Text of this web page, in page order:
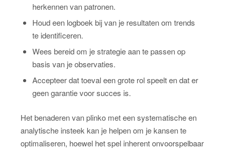
herkennen van patronen.
Houd een logboek bij van je resultaten om trends
te identificeren.
Wees bereid om je strategie aan te passen op
basis van je observaties.
Accepteer dat toeval een grote rol speelt en dat er
geen garantie voor succes is.
Het benaderen van plinko met een systematische en
analytische insteek kan je helpen om je kansen te
optimaliseren, hoewel het spel inherent onvoorspelbaar